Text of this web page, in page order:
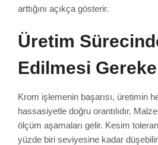
arttığını açıkça gösterir.
Üretim
Edilmesi
Krom işlemenin başarısı, üretimin
hassasiyetle doğru orantılıdır.
ölçüm aşamaları gelir. Kesim
yüzde biri seviyesine kadar